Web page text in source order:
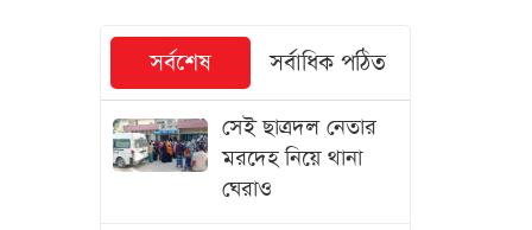
সর্বশেষ সর্বাধিক পঠিত
সেই ছাত্রদল নেতার
মরদেহ নিয়ে থানা
ঘেরাও